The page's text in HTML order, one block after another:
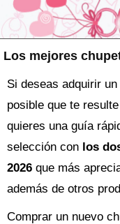
Los mejores
Si deseas adquirir
posible que te
quieres una guía
selección con los
2026 que más
además de otros
Comprar un nuevo